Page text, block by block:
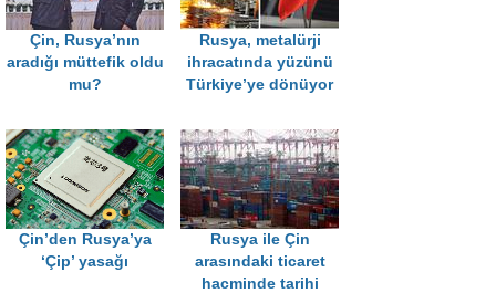
Çin, Rusya’nın
aradığı müttefik oldu
mu?
Rusya, metalürji
ihracatında yüzünü
Türkiye’ye dönüyor
Çin’den Rusya’ya
‘Çip’ yasağı
Rusya ile Çin
arasındaki ticaret
hacminde tarihi